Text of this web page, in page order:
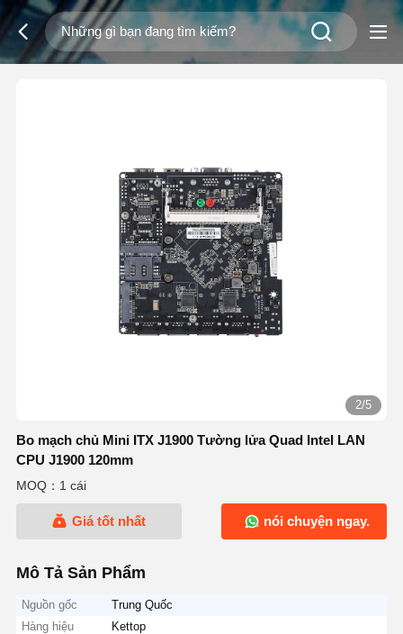
2/5
Bo mạch chủ Mini ITX J1900 Tường lửa Quad Intel LAN
CPU J1900 120mm
MOQ：1 cái
Giá tốt nhất nói chuyện ngay.
Mô Tả Sản Phẩm
Nguồn gốc
Trung Quốc
Hàng hiệu
Kettop